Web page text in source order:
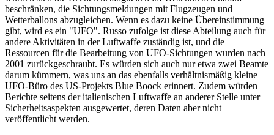
beschränken, die Sichtungsmeldungen mit Flugzeugen und
Wetterballons abzugleichen. Wenn es dazu keine Übereinstimmung
gibt, wird es ein "UFO". Russo zufolge ist diese Abteilung auch für
andere Aktivitäten in der Luftwaffe zuständig ist, und die
Ressourcen für die Bearbeitung von UFO-Sichtungen wurden nach
2001 zurückgeschraubt. Es würden sich auch nur etwa zwei Beamte
darum kümmern, was uns an das ebenfalls verhältnismäßig kleine
UFO-Büro des US-Projekts Blue Boock erinnert. Zudem würden
Berichte seitens der italienischen Luftwaffe an anderer Stelle unter
Sicherheitsaspekten ausgewertet, deren Daten aber nicht
veröffentlicht werden.